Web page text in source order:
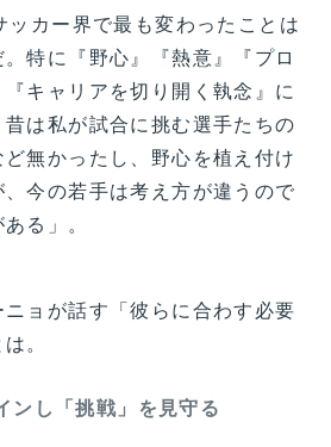
カー界で最も変わったことは
特に『野心』『熱意』『プロ
キャリアを切り開く執念』に
は私が試合に挑む選手たちの
無かったし、野心を植え付け
今の若手は考え方が違うので
る」。
ョが話す「彼らに合わす必要
。
ンし「挑戦」を見守る